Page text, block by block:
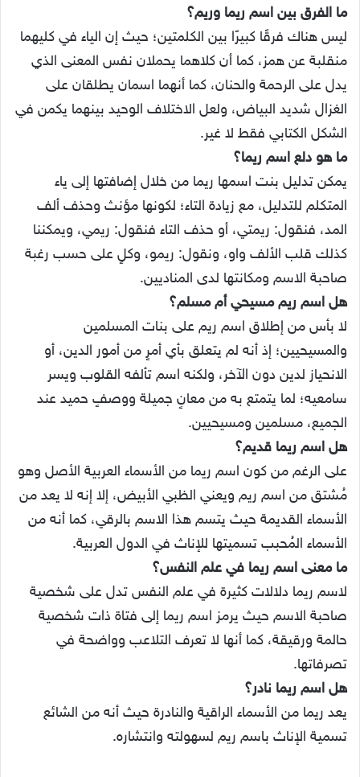
ما الفرق بين اسم ريما وريم؟
ليس هناك فرقًا كبيرًا بين الكلمتين؛ حيث إن الياء في كليهما
منقلبة عن همز، كما أن كلاهما يحملان نفس المعنى الذي
يدل على الرحمة والحنان، كما أنهما اسمان يطلقان على
الغزال شديد البياض، ولعل الاختلاف الوحيد بينهما يكمن في
الشكل الكتابي فقط لا غير.
ما هو دلع اسم ريما؟
يمكن تدليل بنت اسمها ريما من خلال إضافتها إلى ياء
المتكلم للتدليل، مع زيادة التاء؛ لكونها مؤنث وحذف ألف
المد، فنقول: ريمتي، أو حذف التاء فنقول: ريمي، ويمكننا
كذلك قلب الألف واو، ونقول: ريمو، وكلٍ على حسب رغبة
صاحبة الاسم ومكانتها لدى المناديين.
هل اسم ريم مسيحي أم مسلم؟
لا بأس من إطلاق اسم ريم على بنات المسلمين
والمسيحيين؛ إذ أنه لم يتعلق بأي أمرٍ من أمور الدين، أو
الانحياز لدين دون الآخر، ولكنه اسم تألفه القلوب ويسر
سامعيه؛ لما يتمتع به من معانٍ جميلة ووصفٍ حميد عند
الجميع، مسلمين ومسيحيين.
هل اسم ريما قديم؟
على الرغم من كون اسم ريما من الأسماء العربية الأصل وهو
مُشتق من اسم ريم ويعني الظبي الأبيض، إلا إنه لا يعد من
الأسماء القديمة حيث يتسم هذا الاسم بالرقي، كما أنه من
الأسماء المُحبب تسميتها للإناث في الدول العربية.
ما معنى اسم ريما في علم النفس؟
لاسم ريما دلالات كثيرة في علم النفس تدل على شخصية
صاحبة الاسم حيث يرمز اسم ريما إلى فتاة ذات شخصية
حالمة ورقيقة، كما أنها لا تعرف التلاعب وواضحة في
تصرفاتها.
هل اسم ريما نادر؟
يعد ريما من الأسماء الراقية والنادرة حيث أنه من الشائع
تسمية الإناث باسم ريم لسهولته وانتشاره.